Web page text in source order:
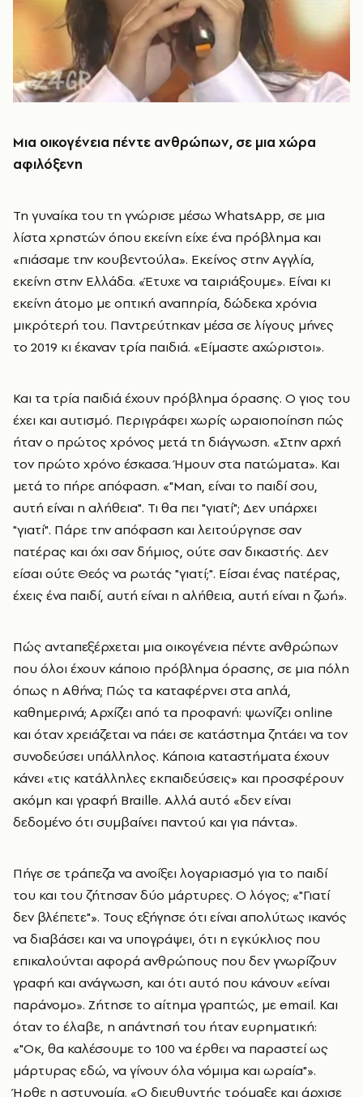
Μια οικογένεια πέντε ανθρώπων, σε μια χώρα
αφιλόξενη
Τη γυναίκα του τη γνώρισε μέσω WhatsApp, σε μια
λίστα χρηστών όπου εκείνη είχε ένα πρόβλημα και
«πιάσαμε την κουβεντούλα». Εκείνος στην Αγγλία,
εκείνη στην Ελλάδα. «Έτυχε να ταιριάξουμε». Είναι κι
εκείνη άτομο με οπτική αναπηρία, δώδεκα χρόνια
μικρότερή του. Παντρεύτηκαν μέσα σε λίγους μήνες
το 2019 κι έκαναν τρία παιδιά. «Είμαστε αχώριστοι».
Και τα τρία παιδιά έχουν πρόβλημα όρασης. Ο γιος του
έχει και αυτισμό. Περιγράφει χωρίς ωραιοποίηση πώς
ήταν ο πρώτος χρόνος μετά τη διάγνωση. «Στην αρχή
τον πρώτο χρόνο έσκασα. Ήμουν στα πατώματα». Και
μετά το πήρε απόφαση. «"Man, είναι το παιδί σου,
αυτή είναι η αλήθεια". Τι θα πει "γιατί"; Δεν υπάρχει
"γιατί". Πάρε την απόφαση και λειτούργησε σαν
πατέρας και όχι σαν δήμιος, ούτε σαν δικαστής. Δεν
είσαι ούτε Θεός να ρωτάς "γιατί;". Είσαι ένας πατέρας,
έχεις ένα παιδί, αυτή είναι η αλήθεια, αυτή είναι η ζωή».
Πώς ανταπεξέρχεται μια οικογένεια πέντε ανθρώπων
που όλοι έχουν κάποιο πρόβλημα όρασης, σε μια πόλη
όπως η Αθήνα; Πώς τα καταφέρνει στα απλά,
καθημερινά; Αρχίζει από τα προφανή: ψωνίζει online
και όταν χρειάζεται να πάει σε κατάστημα ζητάει να τον
συνοδεύσει υπάλληλος. Κάποια καταστήματα έχουν
κάνει «τις κατάλληλες εκπαιδεύσεις» και προσφέρουν
ακόμη και γραφή Braille. Αλλά αυτό «δεν είναι
δεδομένο ότι συμβαίνει παντού και για πάντα».
Πήγε σε τράπεζα να ανοίξει λογαριασμό για το παιδί
του και του ζήτησαν δύο μάρτυρες. Ο λόγος; «"Γιατί
δεν βλέπετε"». Τους εξήγησε ότι είναι απολύτως ικανός
να διαβάσει και να υπογράψει, ότι η εγκύκλιος που
επικαλούνται αφορά ανθρώπους που δεν γνωρίζουν
γραφή και ανάγνωση, και ότι αυτό που κάνουν «είναι
παράνομο». Ζήτησε το αίτημα γραπτώς, με email. Και
όταν το έλαβε, η απάντησή του ήταν ευρηματική:
«"Οκ, θα καλέσουμε το 100 να έρθει να παραστεί ως
μάρτυρας εδώ, να γίνουν όλα νόμιμα και ωραία"».
Ήρθε η αστυνομία. «Ο διευθυντής τρόμαξε και άρχισε